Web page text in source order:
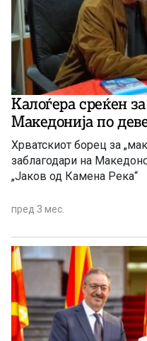
Калоѓера среќен
Македонија по
Хрватскиот борец за
заблагодари на
„Јаков од Камена Река“
пред 3 мес.